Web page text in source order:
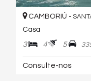
CAMBORIÚ -
Casa
3 4 5
Consulte-nos